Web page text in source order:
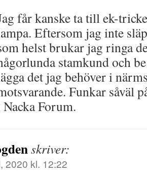
får kanske ta till ek-
Eftersom jag inte
helst brukar jag ringa
stamkund och
det jag behöver i
Funkar såväl
Forum.
skriver:
2020 kl. 12:22